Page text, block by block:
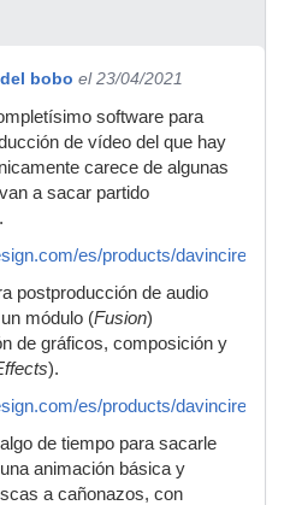
bobo el 23/04/2021
software para
de vídeo del que hay
carece de algunas
a sacar partido
es/products/
postproducción de audio
módulo (Fusion)
de gráficos, composición y
).
es/products/
de tiempo para sacarle
animación básica y
a cañonazos, con